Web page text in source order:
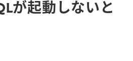
が起動しないと